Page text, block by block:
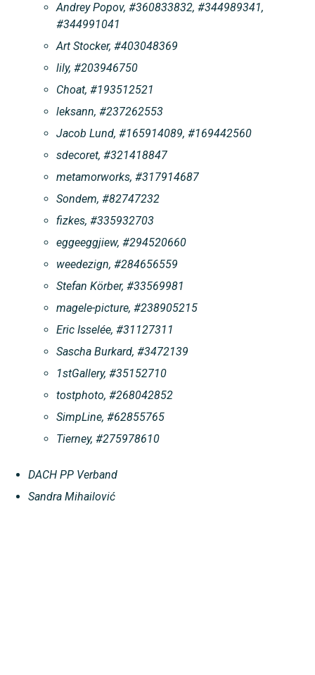
Andrey Popov, #360833832, #344989341,
#344991041
Art Stocker, #403048369
lily, #203946750
Choat, #193512521
leksann, #237262553
Jacob Lund, #165914089, #169442560
sdecoret, #321418847
metamorworks, #317914687
Sondem, #82747232
fizkes, #335932703
eggeeggjiew, #294520660
weedezign, #284656559
Stefan Körber, #33569981
magele-picture, #238905215
Eric Isselée, #31127311
Sascha Burkard, #3472139
1stGallery, #35152710
tostphoto, #268042852
SimpLine, #62855765
Tierney, #275978610
DACH PP Verband
Sandra Mihailović